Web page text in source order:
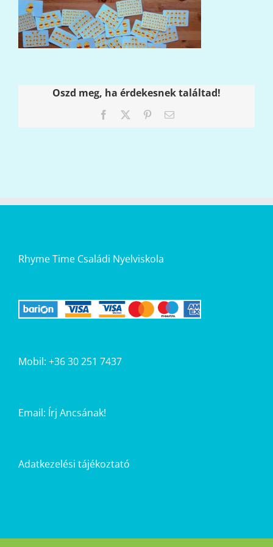
Oszd meg, ha érdekesnek találtad!
Facebook PinterestEmail:
Rhyme Time Családi Nyelviskola
Mobil: +36 30 251 7437
Email: Írj Ancsának!
Adatkezelési tájékoztató